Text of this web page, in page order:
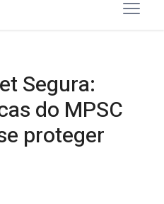
Segura:
do MPSC
proteger